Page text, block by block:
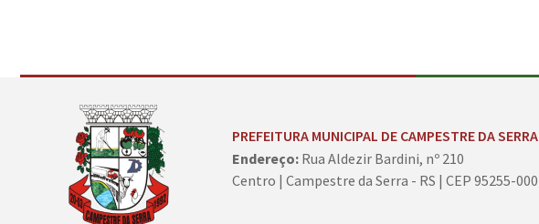
PREFEITURA MUNICIPAL DE CAMPESTRE DA SERRA
Endereço: Rua Aldezir Bardini, nº 210
Centro | Campestre da Serra - RS | CEP 95255-000